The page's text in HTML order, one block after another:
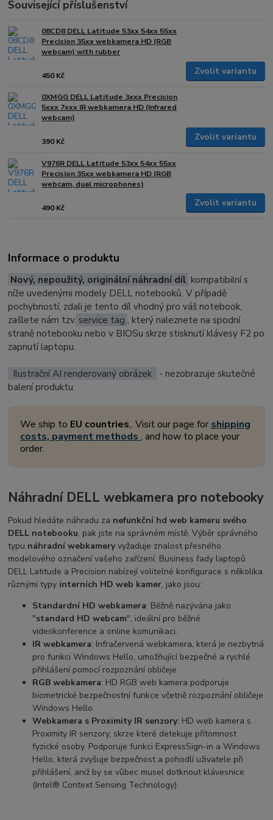
Související příslušenství
08CD8 DELL Latitude 53xx 54xx 55xx
Precision 35xx webkamera HD (RGB
webcam) with rubber
450 Kč Zvolit variantu
0XMGG DELL Latitude 3xxx Precision
5xxx 7xxx IR webkamera HD (Infrared
webcam)
390 Kč Zvolit variantu
V976R DELL Latitude 53xx 54xx 55xx
Precision 35xx webkamera HD (RGB
webcam, dual microphones)
490 Kč Zvolit variantu
Informace o produktu
Nový, nepoužitý, originální náhradní díl kompatibilní s
níže uvedenými modely DELL notebooků. V případě
pochybností, zdali je tento díl vhodný pro váš notebook,
zašlete nám tzv. service tag , který naleznete na spodní
straně notebooku nebo v BIOSu skrze stisknutí klávesy F2 po
zapnutí laptopu.
Ilustrační AI renderovaný obrázek
- nezobrazuje skutečné
balení produktu.
We ship to EU countries,. Visit our page for shipping
costs, payment methods, and how to place your
order.
Náhradní DELL webkamera pro notebooky
Pokud hledáte náhradu za nefunkční hd web kameru svého
DELL notebooku, pak jste na správném místě. Výběr správného
typu náhradní webkameryvyžaduje znalost přesného
modelového označení vašeho zařízení. Business řady laptopů
DELL Latitude a Precision nabízejí volitelné konfigurace s několika
různými typy interních HD web kamer, jako jsou:
Standardní HD webkamera: Běžně nazývána jako
"standard HD webcam", ideální pro běžné
videokonference a online komunikaci.
IR webkamera: Infračervená webkamera, která je nezbytná
pro funkci Windows Hello, umožňující bezpečné a rychlé
přihlášení pomocí rozpoznání obličeje.
RGB webkamera: HD RGB web kamera podporuje
biometrické bezpečnostní funkce včetně rozpoznání obličeje
Windows Hello.
Webkamera s Proximity IR senzory: HD web kamera s
Proximity IR senzory, skrze které detekuje přítomnost
fyzické osoby. Podporuje funkci ExpressSign-in a Windows
Hello, která zvyšuje bezpečnost a pohodlí uživatele při
přihlášení, aniž by se vůbec musel dotknout klávesnice
(Intel® Context Sensing Technology).